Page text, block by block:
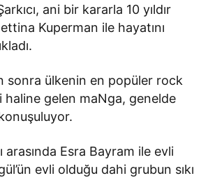
ani bir kararla 10 yıldır
Kuperman ile hayatını
sonra ülkenin en popüler rock
haline gelen maNga, genelde
arasında Esra Bayram ile evli
evli olduğu dahi grubun sıkı